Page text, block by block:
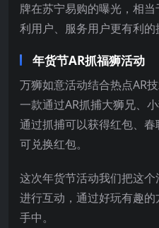
牌在苏宁易购的曝光，相
利用户、服务用户更有利的
年货节AR抓福狮活动
万狮如意活动结合热点AR
一款通过AR抓捕大狮兄、
通过抓捕可以获得红包、
可兑换红包。
这次年货节活动我们把这
进行互动，通过好玩有趣
手中。